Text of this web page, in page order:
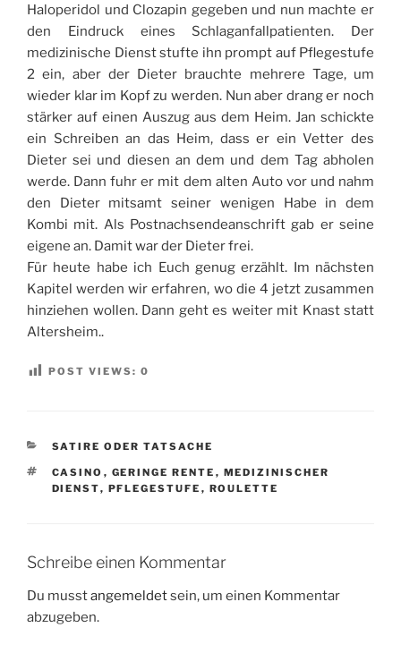
Haloperidol und Clozapin gegeben und nun machte er
den Eindruck eines Schlaganfallpatienten. Der
medizinische Dienst stufte ihn prompt auf Pflegestufe
2 ein, aber der Dieter brauchte mehrere Tage, um
wieder klar im Kopf zu werden. Nun aber drang er noch
stärker auf einen Auszug aus dem Heim. Jan schickte
ein Schreiben an das Heim, dass er ein Vetter des
Dieter sei und diesen an dem und dem Tag abholen
werde. Dann fuhr er mit dem alten Auto vor und nahm
den Dieter mitsamt seiner wenigen Habe in dem
Kombi mit. Als Postnachsendeanschrift gab er seine
eigene an. Damit war der Dieter frei.
Für heute habe ich Euch genug erzählt. Im nächsten
Kapitel werden wir erfahren, wo die 4 jetzt zusammen
hinziehen wollen. Dann geht es weiter mit Knast statt
Altersheim..
POST VIEWS: 0
KATEGORIEN
SATIRE ODER TATSACHE
SCHLAGWÖRTER
CASINO , GERINGE RENTE , MEDIZINISCHER
DIENST, PFLEGESTUFE , ROULETTE
Schreibe einen Kommentar
Du musstangemeldetsein, um einen Kommentar
abzugeben.